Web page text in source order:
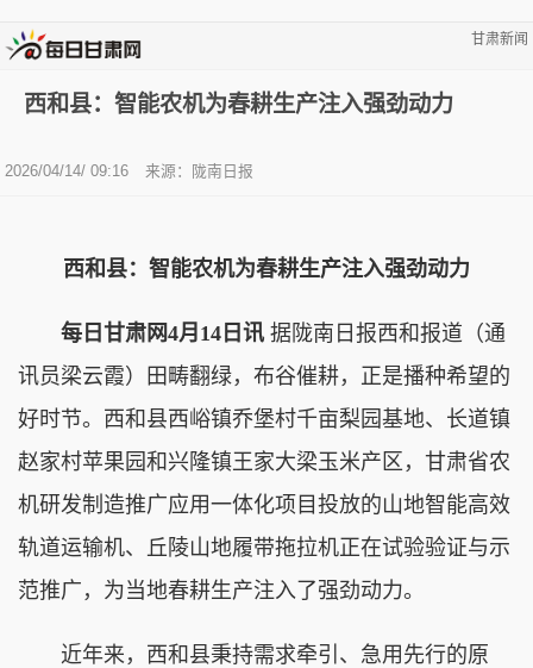
甘肃新闻
西和县：智能农机为春耕生产注入强劲动力
2026/04/14/ 09:16 来源：陇南日报
西和县：智能农机为春耕生产注入强劲动力
每日甘肃网4月14日讯 据陇南日报西和报道（通
讯员梁云霞）田畴翻绿，布谷催耕，正是播种希望的
好时节。西和县西峪镇乔堡村千亩梨园基地、长道镇
赵家村苹果园和兴隆镇王家大梁玉米产区，甘肃省农
机研发制造推广应用一体化项目投放的山地智能高效
轨道运输机、丘陵山地履带拖拉机正在试验验证与示
范推广，为当地春耕生产注入了强劲动力。
近年来，西和县秉持需求牵引、急用先行的原